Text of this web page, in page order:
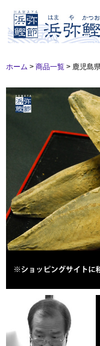
ホーム > 商品一覧 > 鹿児島